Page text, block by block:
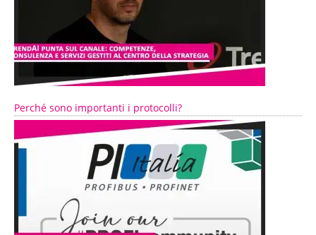
Perché sono importanti i protocolli?